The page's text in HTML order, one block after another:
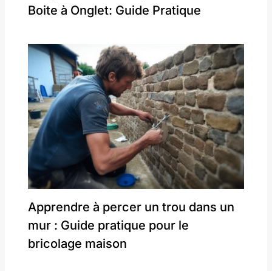
Boite à Onglet: Guide Pratique
Apprendre à percer un trou dans un
mur : Guide pratique pour le
bricolage maison